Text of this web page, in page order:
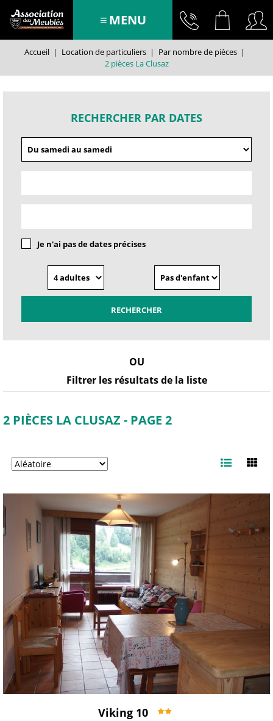
MENU
Accueil | Location de particuliers | Par nombre de pièces |
2 pièces La Clusaz
RECHERCHER PAR DATES
Je n'ai pas de dates précises
OU
Filtrer les résultats de la liste
2 PIÈCES LA CLUSAZ - PAGE 2
Viking 10